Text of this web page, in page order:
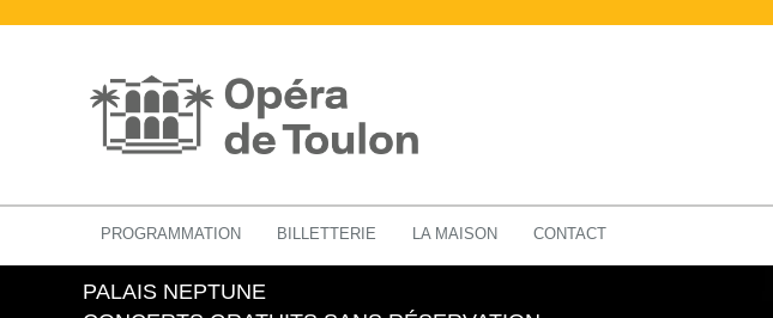
PROGRAMMATION BILLETTERIE LA MAISON CONTACT
PALAIS NEPTUNE